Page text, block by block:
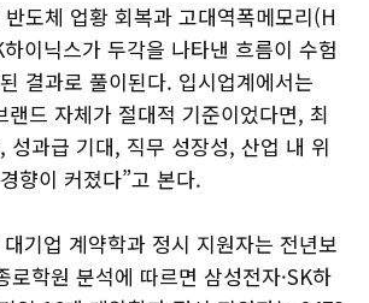
도체 업황 회복과 고대역폭메모리(H
이닉스가 두각을 나타낸 흐름이 수험
결과로 풀이된다. 입시업계에서는
랜드 자체가 절대적 기준이었다면, 최
성과급 기대, 직무 성장성, 산업 내 위
향이 커졌다”고 본다.
기업 계약학과 정시 지원자는 전년보
로학원 분석에 따르면 삼성전자·SK하